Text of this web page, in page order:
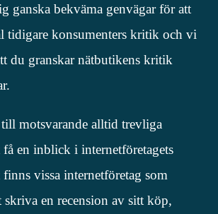
ganska bekväma genvägar för att
tidigare konsumenters kritik och vi
du granskar nätbutikens kritik
motsvarande alltid trevliga
få en inblick i internetföretagets
vissa internetföretag som
en recension av sitt köp,